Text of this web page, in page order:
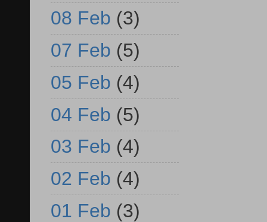
08 Feb (3)
07 Feb (5)
05 Feb (4)
04 Feb (5)
03 Feb (4)
02 Feb (4)
01 Feb (3)